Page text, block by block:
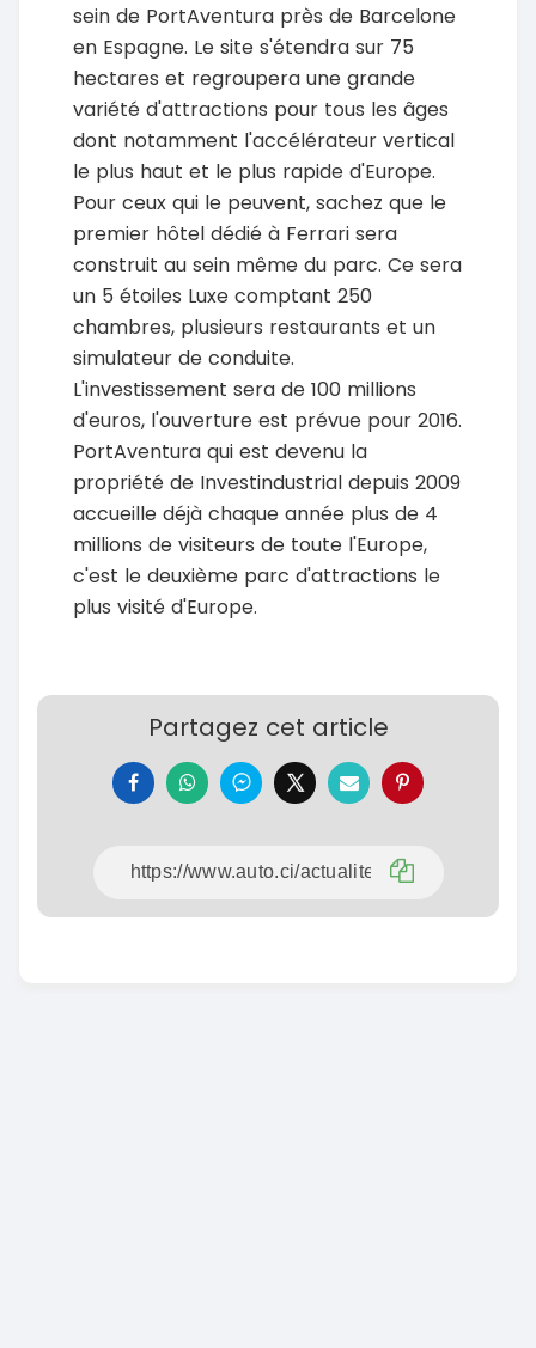
sein de PortAventura près de Barcelone
en Espagne. Le site s'étendra sur 75
hectares et regroupera une grande
variété d'attractions pour tous les âges
dont notamment l'accélérateur vertical
le plus haut et le plus rapide d'Europe.
Pour ceux qui le peuvent, sachez que le
premier hôtel dédié à Ferrari sera
construit au sein même du parc. Ce sera
un 5 étoiles Luxe comptant 250
chambres, plusieurs restaurants et un
simulateur de conduite.
L'investissement sera de 100 millions
d'euros, l'ouverture est prévue pour 2016.
PortAventura qui est devenu la
propriété de Investindustrial depuis 2009
accueille déjà chaque année plus de 4
millions de visiteurs de toute l'Europe,
c'est le deuxième parc d'attractions le
plus visité d'Europe.
Partagez cet article